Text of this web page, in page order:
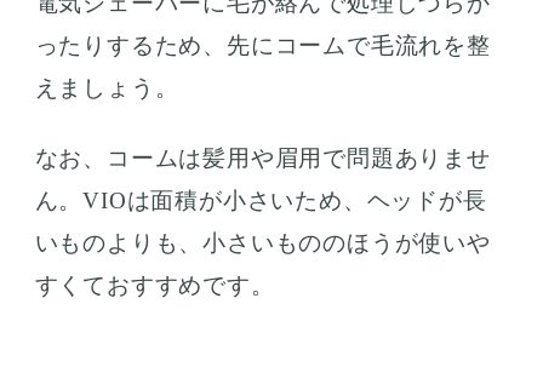
ったりするため、先にコームで毛流れを整
えましょう。
なお、コームは髪用や眉用で問題ありませ
ん。VIOは面積が小さいため、ヘッドが長
いものよりも、小さいもののほうが使いや
すくておすすめです。